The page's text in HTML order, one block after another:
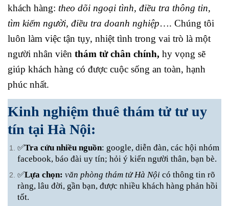
khách hàng: theo dõi ngoại tình, điều tra thông tin,
tìm kiếm người, điều tra doanh nghiệp…. Chúng tôi
luôn làm việc tận tụy, nhiệt tình trong vai trò là một
người nhân viên thám tử chân chính, hy vọng sẽ
giúp khách hàng có được cuộc sống an toàn, hạnh
phúc nhất.
Kinh nghiệm thuê thám tử tư uy
tín tại Hà Nội:
✅Tra cứu nhiều nguồn: google, diễn đàn, các hội nhóm
facebook, báo đài uy tín; hỏi ý kiến người thân, bạn bè.
✅Lựa chọn: văn phòng thám tử Hà Nội có thông tin rõ
ràng, lâu đời, gần bạn, được nhiều khách hàng phản hồi
tốt.